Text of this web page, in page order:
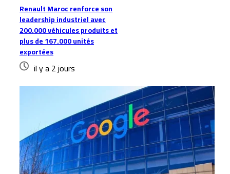
Renault Maroc renforce son
leadership industriel avec
200.000 véhicules produits et
plus de 167.000 unités
exportées
il y a 2 jours